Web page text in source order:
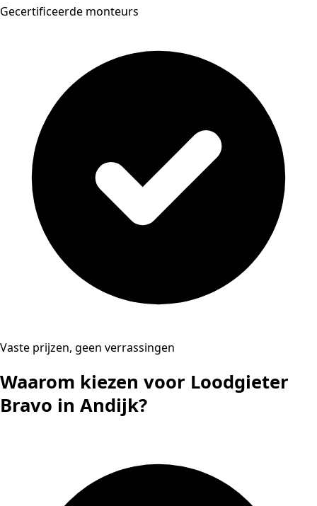
Gecertificeerde monteurs
Vaste prijzen, geen verrassingen
Waarom kiezen voor Loodgieter
Bravo in Andijk?